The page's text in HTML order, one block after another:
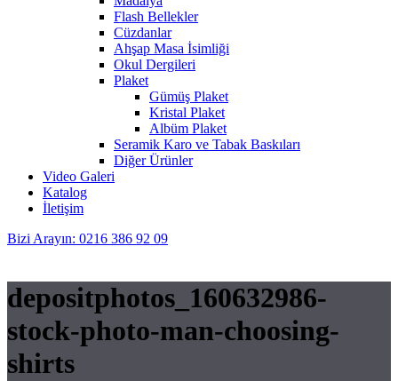
Flash Bellekler
Cüzdanlar
Ahşap Masa İsimliği
Okul Dergileri
Plaket
Gümüş Plaket
Kristal Plaket
Albüm Plaket
Seramik Karo ve Tabak Baskıları
Diğer Ürünler
Video Galeri
Katalog
İletişim
Bizi Arayın: 0216 386 92 09
depositphotos_160632986-
stock-photo-man-choosing-
shirts